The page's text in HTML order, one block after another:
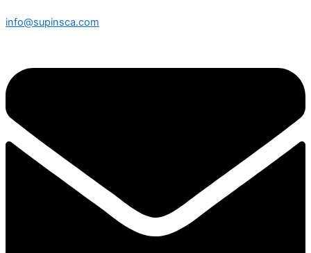
info@supinsca.com